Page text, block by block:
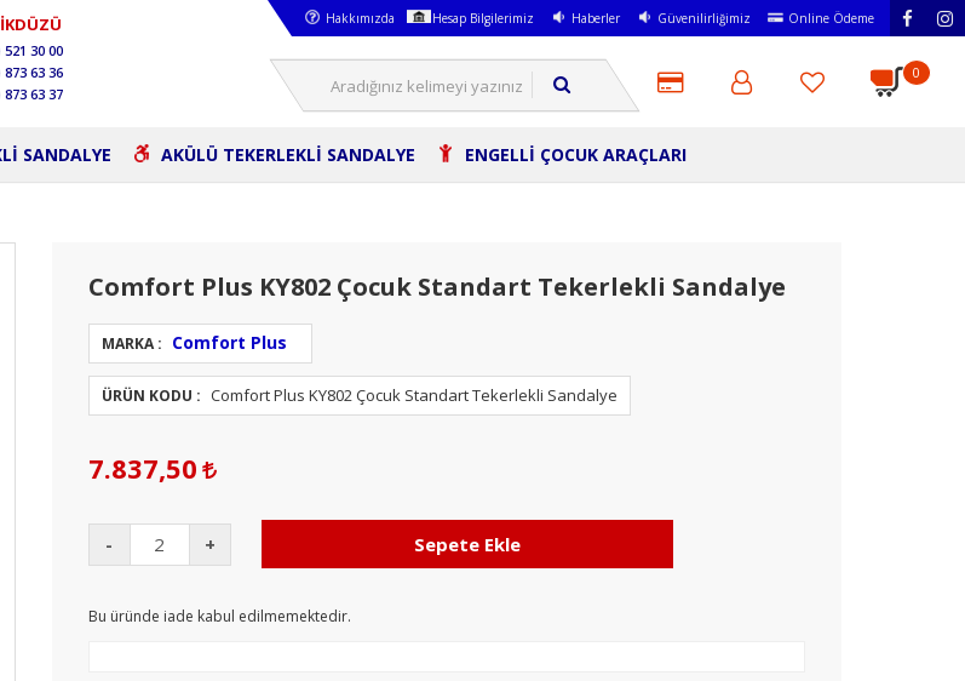
521 30 00
873 63 36
873 63 37
Hakkımızda Hesap Bilgilerimiz Haberler Güvenilirliğimiz Online Ödeme
0
SANDALYE AKÜLÜ TEKERLEKLİ SANDALYE ENGELLİ ÇOCUK ARAÇLARI
Comfort Plus KY802 Çocuk Standart Tekerlekli Sandalye
MARKA : Comfort Plus
ÜRÜN KODU : Comfort Plus KY802 Çocuk Standart Tekerlekli Sandalye
7.837,50
- + Sepete Ekle
Bu üründe iade kabul edilmemektedir.